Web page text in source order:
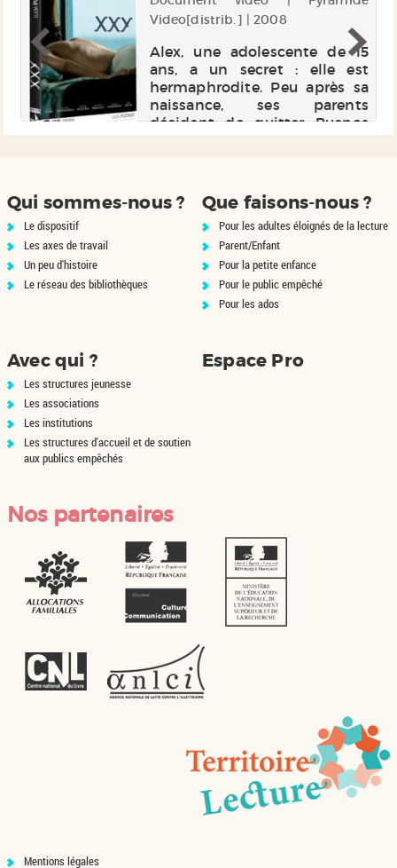
Video[distrib.] | 2008
Alex, une adolescente de 15
ans, a un secret : elle est
hermaphrodite. Peu après sa
naissance, ses parents
décident de quitter Buenos
Aires pour s'installer sur la
les dunes. X...
Qui sommes-nous ?
Le dispositif
Les axes de travail
Un peu d'histoire
Le réseau des bibliothèques
Que faisons-nous ?
Pour les adultes éloignés de la lecture
Parent/Enfant
Pour la petite enfance
Pour le public empêché
Pour les ados
Avec qui ?
Les structures jeunesse
Les associations
Les institutions
Les structures d'accueil et de soutien
aux publics empêchés
Espace Pro
Nos partenaires
Mentions légales